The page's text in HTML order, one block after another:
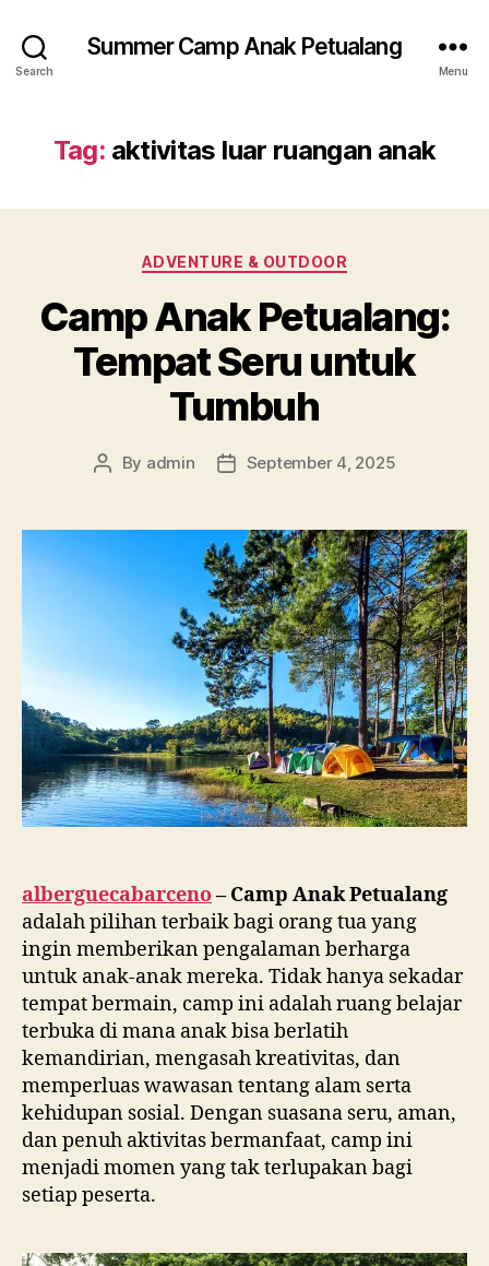
Search
Summer Camp Anak Petualang
Menu
Tag: aktivitas luar ruangan anak
Categories
ADVENTURE & OUTDOOR
Camp Anak Petualang:
Tempat Seru untuk
Tumbuh
Post
By admin
PostSeptember 4, 2025
alberguecabarceno– Camp Anak Petualang
adalah pilihan terbaik bagi orang tua yang
ingin memberikan pengalaman berharga
untuk anak-anak mereka. Tidak hanya sekadar
tempat bermain, camp ini adalah ruang belajar
terbuka di mana anak bisa berlatih
kemandirian, mengasah kreativitas, dan
memperluas wawasan tentang alam serta
kehidupan sosial. Dengan suasana seru, aman,
dan penuh aktivitas bermanfaat, camp ini
menjadi momen yang tak terlupakan bagi
setiap peserta.